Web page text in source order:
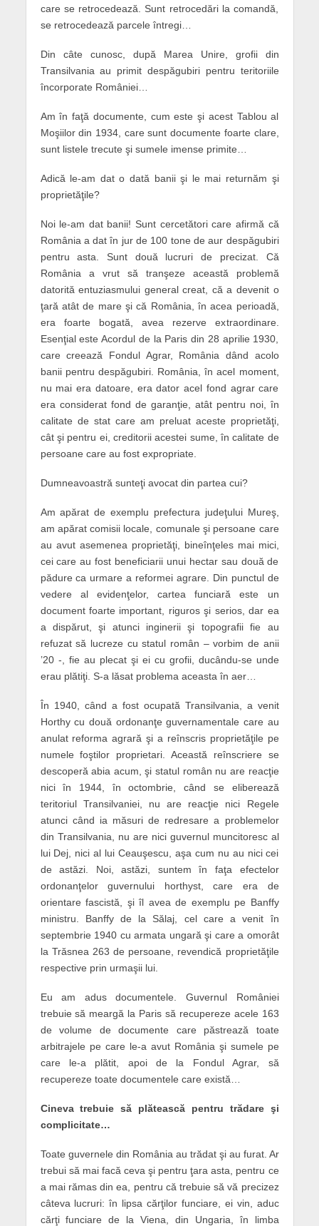
care se retrocedează. Sunt retrocedări la comandă,
se retrocedează parcele întregi…
Din câte cunosc, după Marea Unire, grofii din
Transilvania au primit despăgubiri pentru teritoriile
încorporate României…
Am în faţă documente, cum este şi acest Tablou al
Moşiilor din 1934, care sunt documente foarte clare,
sunt listele trecute şi sumele imense primite…
Adică le-am dat o dată banii şi le mai returnăm şi
proprietăţile?
Noi le-am dat banii! Sunt cercetători care afirmă că
România a dat în jur de 100 tone de aur despăgubiri
pentru asta. Sunt două lucruri de precizat. Că
România a vrut să tranşeze această problemă
datorită entuziasmului general creat, că a devenit o
ţară atât de mare şi că România, în acea perioadă,
era foarte bogată, avea rezerve extraordinare.
Esenţial este Acordul de la Paris din 28 aprilie 1930,
care creează Fondul Agrar, România dând acolo
banii pentru despăgubiri. România, în acel moment,
nu mai era datoare, era dator acel fond agrar care
era considerat fond de garanţie, atât pentru noi, în
calitate de stat care am preluat aceste proprietăţi,
cât şi pentru ei, creditorii acestei sume, în calitate de
persoane care au fost expropriate.
Dumneavoastră sunteţi avocat din partea cui?
Am apărat de exemplu prefectura judeţului Mureş,
am apărat comisii locale, comunale şi persoane care
au avut asemenea proprietăţi, bineînţeles mai mici,
cei care au fost beneficiarii unui hectar sau două de
pădure ca urmare a reformei agrare. Din punctul de
vedere al evidenţelor, cartea funciară este un
document foarte important, riguros şi serios, dar ea
a dispărut, şi atunci inginerii şi topografii fie au
refuzat să lucreze cu statul român – vorbim de anii
’20 -, fie au plecat şi ei cu grofii, ducându-se unde
erau plătiţi. S-a lăsat problema aceasta în aer…
În 1940, când a fost ocupată Transilvania, a venit
Horthy cu două ordonanţe guvernamentale care au
anulat reforma agrară şi a reînscris proprietăţile pe
numele foştilor proprietari. Această reînscriere se
descoperă abia acum, şi statul român nu are reacţie
nici în 1944, în octombrie, când se eliberează
teritoriul Transilvaniei, nu are reacţie nici Regele
atunci când ia măsuri de redresare a problemelor
din Transilvania, nu are nici guvernul muncitoresc al
lui Dej, nici al lui Ceauşescu, aşa cum nu au nici cei
de astăzi. Noi, astăzi, suntem în faţa efectelor
ordonanţelor guvernului horthyst, care era de
orientare fascistă, şi îl avea de exemplu pe Banffy
ministru. Banffy de la Sălaj, cel care a venit în
septembrie 1940 cu armata ungară şi care a omorât
la Trăsnea 263 de persoane, revendică proprietăţile
respective prin urmaşii lui.
Eu am adus documentele. Guvernul României
trebuie să meargă la Paris să recupereze acele 163
de volume de documente care păstrează toate
arbitrajele pe care le-a avut România şi sumele pe
care le-a plătit, apoi de la Fondul Agrar, să
recupereze toate documentele care există…
Cineva trebuie să plătească pentru trădare şi
complicitate…
Toate guvernele din România au trădat şi au furat. Ar
trebui să mai facă ceva şi pentru ţara asta, pentru ce
a mai rămas din ea, pentru că trebuie să vă precizez
câteva lucruri: în lipsa cărţilor funciare, ei vin, aduc
cărţi funciare de la Viena, din Ungaria, în limba